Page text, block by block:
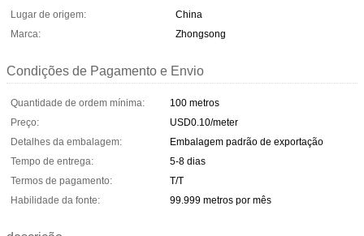
Lugar de origem:
China
Marca:
Zhongsong
Condições de Pagamento e Envio
Quantidade de ordem mínima:
100 metros
Preço:
USD0.10/meter
Detalhes da embalagem:
Embalagem padrão de exportação
Tempo de entrega:
5-8 dias
Termos de pagamento:
T/T
Habilidade da fonte:
99.999 metros por mês